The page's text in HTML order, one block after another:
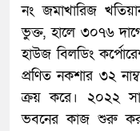
নং জমাখারিজ
ভুক্ত, হালে ৩০৭৬
হাউজ বিলডিং
প্রণিত নকশার ৩২
ক্রয় করে। ২০২২
ভবনের কাজ শুরু